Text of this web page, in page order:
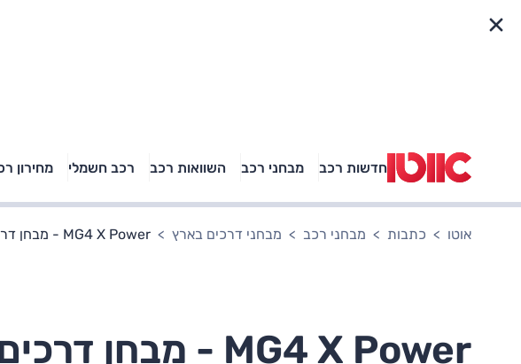
חדשות רכב מבחני רכב השוואות רכב רכב חשמלי מחירון
באיזה רכב פנאי נוסעת
אוטו כתבות מבחני רכב מבחני דרכים בארץ MG4 X Power - מבחן דרכים
MG4 X Power - מבחן דרכים